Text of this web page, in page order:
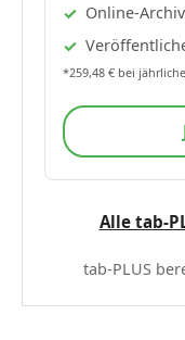
Online-
*259,48 € bei
Alle tab-
tab-PLUS